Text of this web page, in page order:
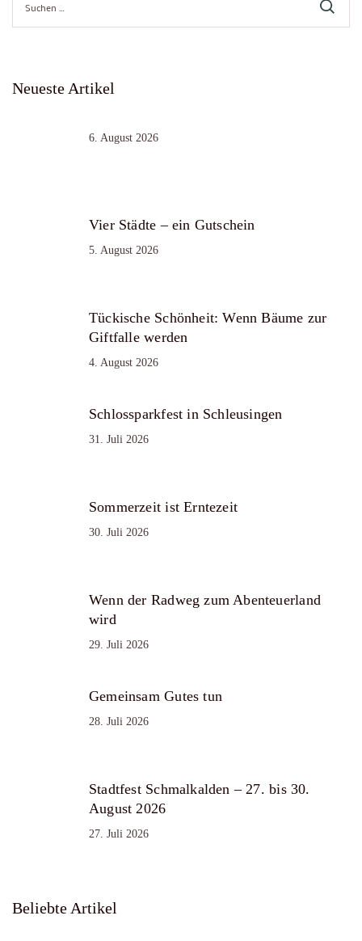
nach:
Neueste Artikel
6. August 2026
Vier Städte – ein Gutschein
5. August 2026
Tückische Schönheit: Wenn Bäume zur
Giftfalle werden
4. August 2026
Schlossparkfest in Schleusingen
31. Juli 2026
Sommerzeit ist Erntezeit
30. Juli 2026
Wenn der Radweg zum Abenteuerland
wird
29. Juli 2026
Gemeinsam Gutes tun
28. Juli 2026
Stadtfest Schmalkalden – 27. bis 30.
August 2026
27. Juli 2026
Beliebte Artikel